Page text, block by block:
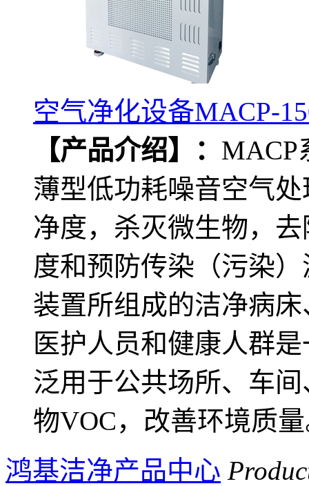
空气净化设备MACP-
【产品介绍】： MACP
薄型低功耗噪音空气
净度，杀灭微生物，
度和预防传染（污染
装置所组成的洁净病
医护人员和健康人群
泛用于公共场所、车
物VOC，改善环境质
鸿基洁净产品中心